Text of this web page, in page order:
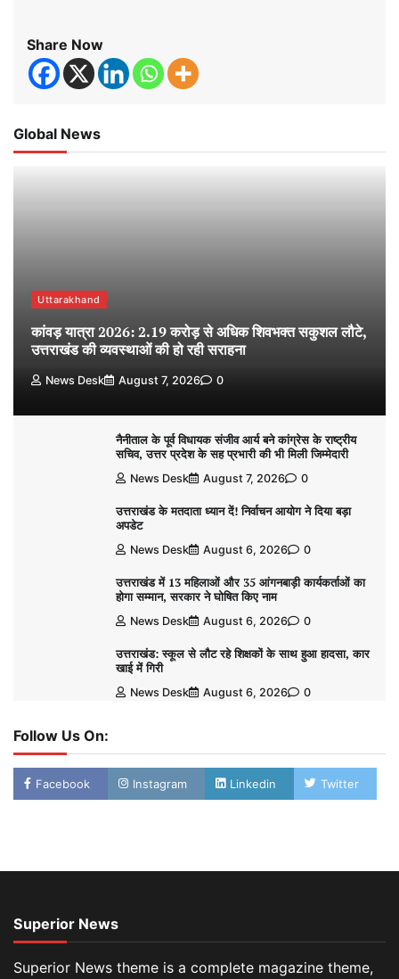
Share Now
Global News
Uttarakhand
कांवड़ यात्रा 2026: 2.19 करोड़ से अधिक शिवभक्त सकुशल लौटे,
उत्तराखंड की व्यवस्थाओं की हो रही सराहना
News Desk August 7, 2026 0
नैनीताल के पूर्व विधायक संजीव आर्य बने कांग्रेस के राष्ट्रीय
सचिव, उत्तर प्रदेश के सह प्रभारी की भी मिली जिम्मेदारी
News Desk August 7, 2026 0
उत्तराखंड के मतदाता ध्यान दें! निर्वाचन आयोग ने दिया बड़ा
अपडेट
News Desk August 6, 2026 0
उत्तराखंड में 13 महिलाओं और 35 आंगनबाड़ी कार्यकर्ताओं का
होगा सम्मान, सरकार ने घोषित किए नाम
News Desk August 6, 2026 0
उत्तराखंड: स्कूल से लौट रहे शिक्षकों के साथ हुआ हादसा, कार
खाई में गिरी
News Desk August 6, 2026 0
Follow Us On:
Facebook Instagram Linkedin Twitter
Superior News
Superior News theme is a complete magazine theme,